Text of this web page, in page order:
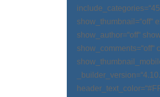
show_thumbnail=“off“
show_author=“off“
show_comments=“off“